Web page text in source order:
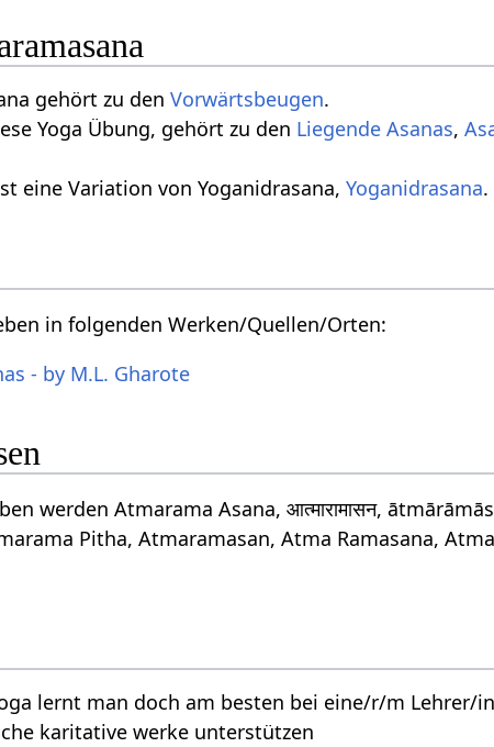
gehört zu denVorwärtsbeugen.
Yoga Übung, gehört zu den Liegende Asanas,
eine Variation von Yoganidrasana,Yoganidrasana.
in folgenden Werken/Quellen/Orten:
- by M.L. Gharote
werden Atmarama Asana, आत्मारामासन,
Pitha, Atmaramasan, Atma Ramasana,
lernt man doch am besten bei eine/r/m Lehrer/in
karitative werke unterstützen